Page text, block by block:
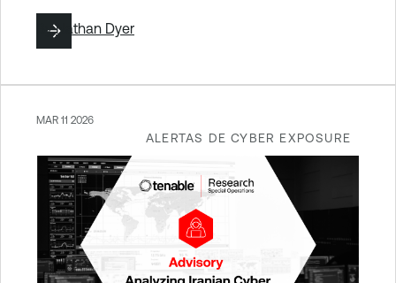
ByNathan Dyer
ALERTAS DE CYBER EXPOSURE
MAR 11 2026